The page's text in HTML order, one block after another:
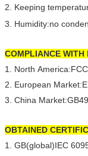
2. Keeping
3. Humidity:no
COMPLIANCE WITH
1. North
2. European
3. China
OBTAINED
1. GB(global)IEC